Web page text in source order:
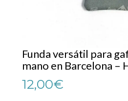
Funda versátil para
mano en Barcelona –
12,00€